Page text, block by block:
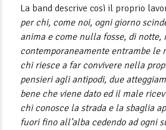
La band descrive così il proprio
per chi, come noi, ogni giorno
anima e come nulla fosse, di notte,
contemporaneamente entrambe le
chi riesce a far convivere nella
pensieri agli antipodi, due
bene che viene dato ed il male
chi conosce la strada e la sbaglia
fuori fino all’alba cedendo ad ogni